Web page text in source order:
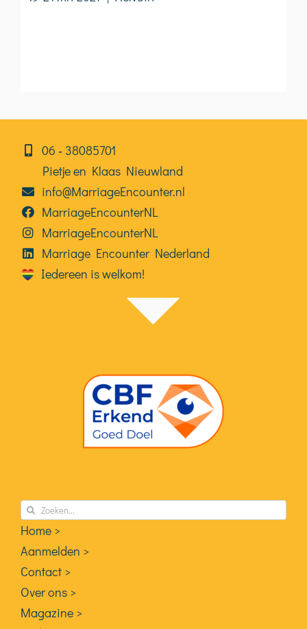
06⁠⁠ ‑ 38085701
Pietje en Klaas Nieuwland
info@MarriageEncounter.nl
MarriageEncounterNL
MarriageEncounterNL
Marriage Encounter Nederland
Iedereen is welkom!
Zoeken
naar:
Home >
Aanmelden >
Contact >
Over ons >
Magazine >